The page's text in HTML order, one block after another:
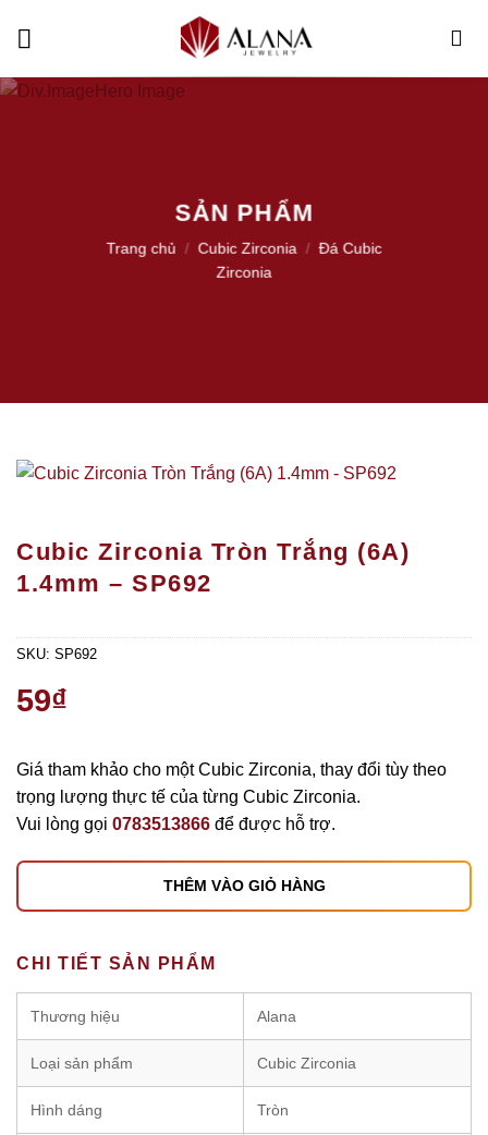
SẢN PHẨM
Trang chủ / Cubic Zirconia / Đá Cubic
Zirconia
Cubic Zirconia Tròn Trắng (6A)
1.4mm – SP692
SKU: SP692
59₫
Giá tham khảo cho một Cubic Zirconia, thay đổi tùy theo
trọng lượng thực tế của từng Cubic Zirconia.
Vui lòng gọi 0783513866 để được hỗ trợ.
THÊM VÀO GIỎ HÀNG
CHI TIẾT SẢN PHẨM
Thương hiệu Alana
Loại sản phẩm Cubic Zirconia
Hình dáng Tròn